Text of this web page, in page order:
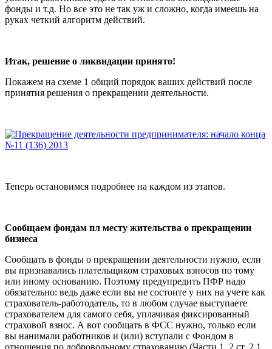
фонды и т.д. Но все это не так уж и сложно, когда имеешь на
руках четкий алгоритм действий.
Итак, решение о ликвидации принято!
Покажем на схеме 1 общий порядок ваших действий после
принятия решения о прекращении деятельности.
Теперь остановимся подробнее на каждом из этапов.
Сообщаем фондам пл месту жительства о прекращении
бизнеса
Сообщать в фонды о прекращении деятельности нужно, если
вы признавались плательщиком страховых взносов по тому
или иному основанию. Поэтому предупредить ПФР надо
обязательно: ведь даже если вы не состоите у них на учете как
страхователь-работодатель, то в любом случае выступаете
страхователем для самого себя, уплачивая фиксированный
страховой взнос. А вот сообщать в ФСС нужно, только если
вы нанимали работников и (или) вступали с Фондом в
отношения по добровольному страхованию (Части 1, 2 ст. 2.1